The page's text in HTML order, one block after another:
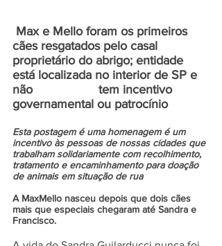
cães resgatados pelo casal
proprietário do abrigo; entidade
está localizada no interior de SP e
não                   tem incentivo
governamental ou patrocínio
Esta postagem é uma homenagem é um
incentivo às pessoas de nossas cidades que
trabalham solidariamente com recolhimento,
tratamento e encaminhamento para doação
de animais em situação de rua
A MaxMello nasceu depois que dois cães
mais que especiais chegaram até Sandra e
Francisco.